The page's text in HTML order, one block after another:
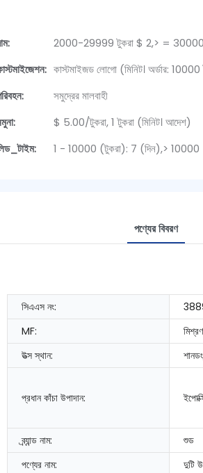
2000-29999 টুকরা $ 2,> = 30000
কাস্টমাইজড লোগো (মিনিট। অর্ডার: 10000
সমুদ্রের মালবাহী
$ 5.00/টুকরা, 1 টুকরা (মিনিট। আদেশ)
1 - 10000 (টুকরা): 7 (দিন),> 10000
পণ্যের বিবরণ
সিএএস নং:
MF:
মিশ্রণ
উত্স স্থান:
প্রধান কাঁচা উপাদান:
ব্র্যান্ড নাম:
শুড
পণ্যের নাম:
দুটি